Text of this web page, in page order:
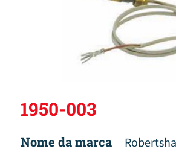
1950-003
Nome da marca